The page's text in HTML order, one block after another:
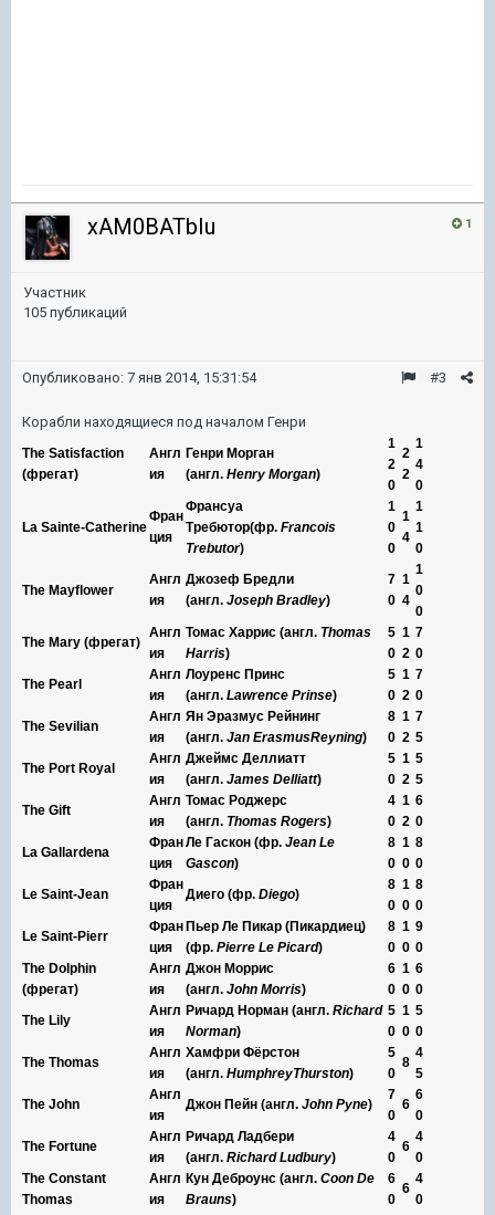
1
xAM0BATbIu
Участник
105 публикаций
#3
Опубликовано: 7 янв 2014, 15:31:54
Корабли находящиеся под началом Генри
The Satisfaction
(фрегат)
Англ
ия
Генри Морган
(англ. Henry Morgan)
1
2
0
2
2
1
4
0
La Sainte-Catherine
Фран
ция
Франсуа
Требютор(фр. Francois
Trebutor)
1
0
0
1
4
1
1
0
The Mayflower
Англ
ия
Джозеф Бредли
(англ. Joseph Bradley)
7
0
1
4
1
0
0
The Mary (фрегат)
Англ
ия
Томас Харрис (англ. Thomas
Harris)
5
0
1
2
7
0
The Pearl
Англ
ия
Лоуренс Принс
(англ. Lawrence Prinse)
5
0
1
2
7
0
The Sevilian
Англ
ия
Ян Эразмус Рейнинг
(англ. Jan ErasmusReyning)
8
0
1
2
7
5
The Port Royal
Англ
ия
Джеймс Деллиатт
(англ. James Delliatt)
5
0
1
2
5
5
The Gift
Англ
ия
Томас Роджерс
(англ. Thomas Rogers)
4
0
1
2
6
0
La Gallardena
Фран
ция
Ле Гаскон (фр. Jean Le
Gascon)
8
0
1
0
8
0
Le Saint-Jean
Фран
ция
Диего (фр. Diego)
8
0
1
0
8
0
Le Saint-Pierr
Фран
ция
Пьер Ле Пикар (Пикардиец)
(фр. Pierre Le Picard)
8
0
1
0
9
0
The Dolphin
(фрегат)
Англ
ия
Джон Моррис
(англ. John Morris)
6
0
1
0
6
0
The Lily
Англ
ия
Ричард Норман (англ. Richard
Norman)
5
0
1
0
5
0
The Thomas
Англ
ия
Хамфри Фёрстон
(англ. HumphreyThurston)
5
0
8
4
5
The John
Англ
ия
Джон Пейн (англ. John Pyne)
7
0
6
6
0
The Fortune
Англ
ия
Ричард Ладбери
(англ. RichardLudbury)
4
0
6
4
0
The Constant
Thomas
Англ
ия
Кун Деброунс (англ. Coon De
Brauns)
6
0
6
4
0